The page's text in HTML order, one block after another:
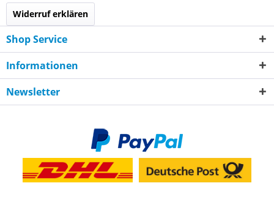
Widerruf erklären
Shop Service
Informationen
Newsletter